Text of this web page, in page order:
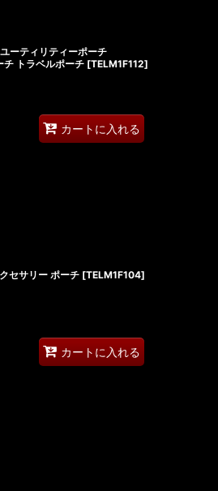
ーティリティーポーチ
チ トラベルポーチ [TELM1F112]
カートに入れる
セサリー ポーチ [TELM1F104]
カートに入れる